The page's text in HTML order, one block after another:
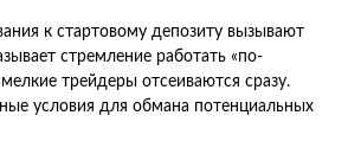
к стартовому депозиту вызывают
стремление работать «по-
трейдеры отсеиваются сразу.
условия для обмана потенциальных